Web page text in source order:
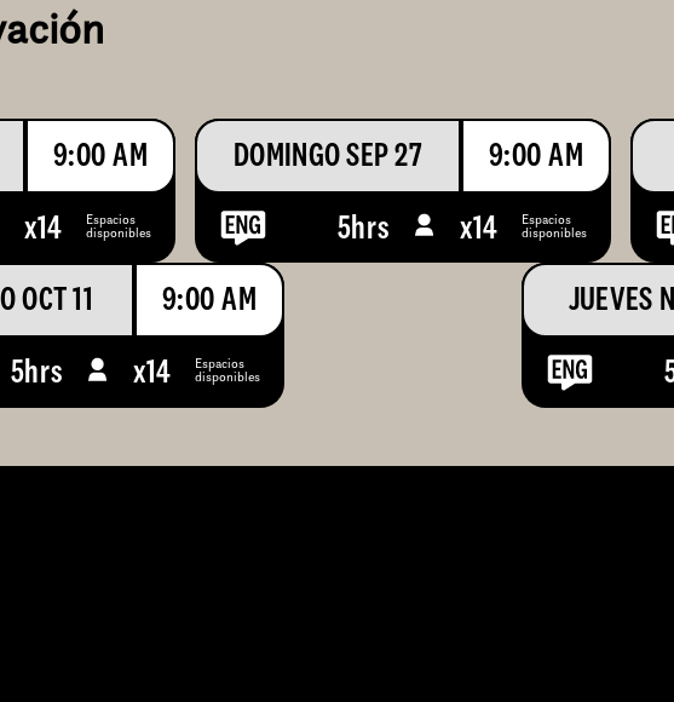
9:00 AM
x14 Espacios
disponibles
DOMINGO SEP 27 9:00 AM
5hrs x14 Espacios
disponibles
OCT 11 9:00 AM
5hrs x14 Espacios
disponibles
JUEVES